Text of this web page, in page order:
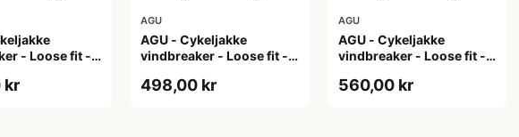
- Loose fit -
kr
AGU
AGU - Cykeljakke
vindbreaker - Loose fit -
498,00 kr
AGU
AGU - Cykeljakke
vindbreaker - Loose fit -
560,00 kr